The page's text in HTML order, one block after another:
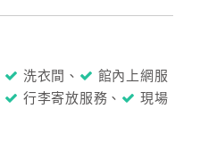
洗衣間、
館內上網服
行李寄放服務、
現場